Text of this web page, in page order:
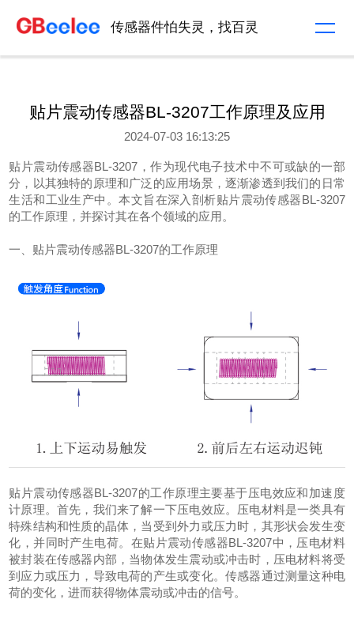
传感器件怕失灵，找百灵
贴片震动传感器BL-3207工作原理及应用
2024-07-03 16:13:25
贴片震动传感器BL-3207，作为现代电子技术中不可或缺的一部
分，以其独特的原理和广泛的应用场景，逐渐渗透到我们的日常
生活和工业生产中。本文旨在深入剖析贴片震动传感器BL-3207
的工作原理，并探讨其在各个领域的应用。
一、贴片震动传感器BL-3207的工作原理
贴片震动传感器BL-3207的工作原理主要基于压电效应和加速度
计原理。首先，我们来了解一下压电效应。压电材料是一类具有
特殊结构和性质的晶体，当受到外力或压力时，其形状会发生变
化，并同时产生电荷。在贴片震动传感器BL-3207中，压电材料
被封装在传感器内部，当物体发生震动或冲击时，压电材料将受
到应力或压力，导致电荷的产生或变化。传感器通过测量这种电
荷的变化，进而获得物体震动或冲击的信号。